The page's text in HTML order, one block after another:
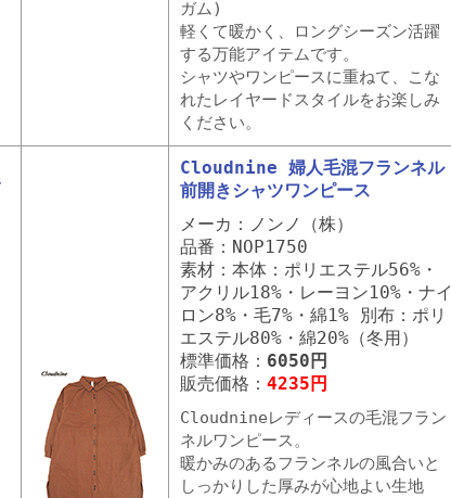
ガム)
軽くて暖かく、ロングシーズン活躍
する万能アイテムです。
シャツやワンピースに重ねて、こな
れたレイヤードスタイルをお楽しみ
ください。
Cloudnine 婦人毛混フランネル
前開きシャツワンピース
メーカ：ノンノ（株）
品番：NOP1750
素材：本体：ポリエステル56%・
アクリル18%・レーヨン10%・ナイ
ロン8%・毛7%・綿1% 別布：ポリ
エステル80%・綿20%（冬用）
標準価格： 6050円
販売価格： 4235円
Cloudnineレディースの毛混フラン
ネルワンピース。
暖かみのあるフランネルの風合いと
しっかりした厚みが心地よい生地